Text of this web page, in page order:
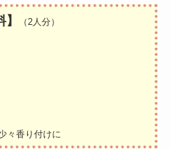
】
（2人分）
々香り付けに